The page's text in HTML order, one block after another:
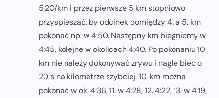
5:20/km i przez pierwsze 5 km stopniowo
przyspieszać, by odcinek pomiędzy 4. a 5. km
pokonać np. w 4:50. Następny km biegniemy w
4:45, kolejne w okolicach 4:40. Po pokonaniu 10
km nie należy dokonywać zrywu i nagle biec o
20 s na kilometrze szybciej. 10. km można
pokonać w ok. 4:36, 11. w 4:28, 12. 4:22, 13. w 4:19,